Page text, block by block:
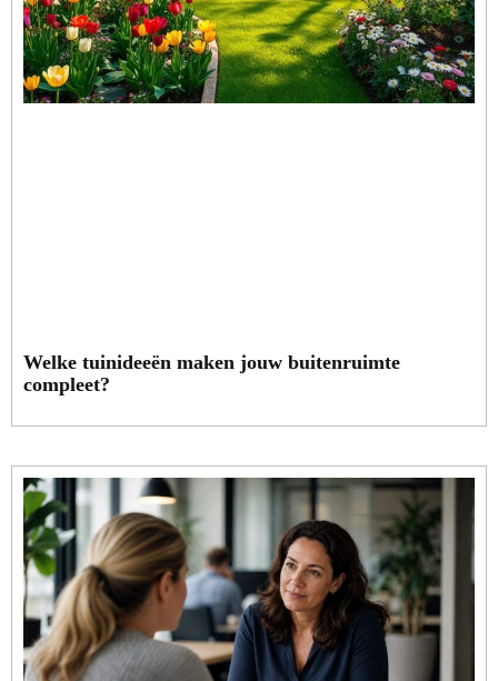
Welke tuinideeën maken jouw buitenruimte
compleet?